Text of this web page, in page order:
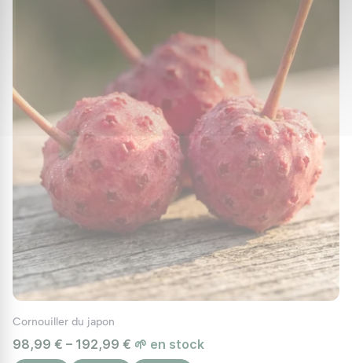
Cornouiller du japon
98,99 € – 192,99 € 🌱 en stock